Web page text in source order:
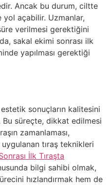
Ancak bu durum, ciltte
açabilir. Uzmanlar,
verilmesi gerektiğini
sakal ekimi sonrası ilk
yapılması gerektiği
sonuçların kalitesini
süreçte, dikkat edilmesi
zamanlaması,
tıraş teknikleri
İlk Tıraşta
bilgi sahibi olmak,
hızlandırmak hem de